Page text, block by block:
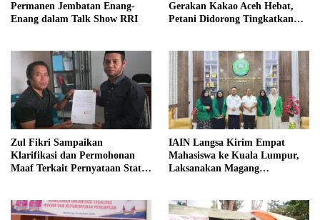
Permanen Jembatan Enang-
Enang dalam Talk Show RRI
Gerakan Kakao Aceh Hebat,
Petani Didorong Tingkatkan
Zul Fikri Sampaikan
Klarifikasi dan Permohonan
Maaf Terkait Pernyataan Status
IAIN Langsa Kirim Empat
Mahasiswa ke Kuala Lumpur,
Laksanakan Magang